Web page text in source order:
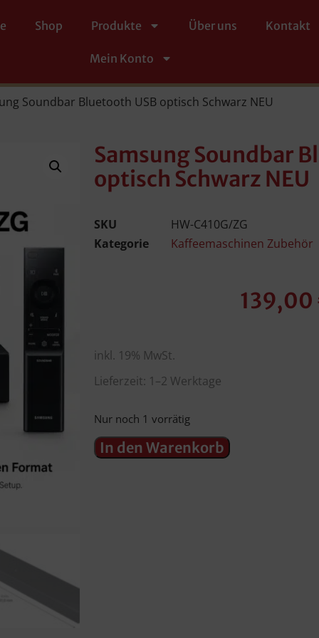
Shop Produkte Über uns Kontakt
Mein Konto
Soundbar Bluetooth USB optisch Schwarz NEU
Samsung Soundbar
optisch Schwarz NEU
SKU
HW-C410G/ZG
Kategorie
Kaffeemaschinen Zubehör
139,00
inkl. 19% MwSt.
Lieferzeit: 1–2 Werktage
Nur noch 1 vorrätig
In den Warenkorb